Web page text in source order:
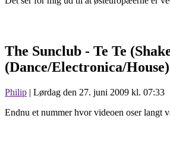
The Sunclub - Te Te
(Dance/Electronica/House)
Philip | Lørdag den 27. juni 2009 kl. 07:33
Endnu et nummer hvor videoen oser langt